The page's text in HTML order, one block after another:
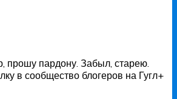
прошу пардону. Забыл, старею.
в сообщество блогеров на Гугл+